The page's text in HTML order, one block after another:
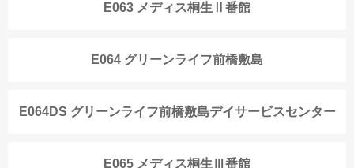
E063 メディス桐生Ⅱ番館
E064 グリーンライフ前橋敷島
E064DS グリーンライフ前橋敷島デイサービスセンター
E065 メディス桐生Ⅲ番館